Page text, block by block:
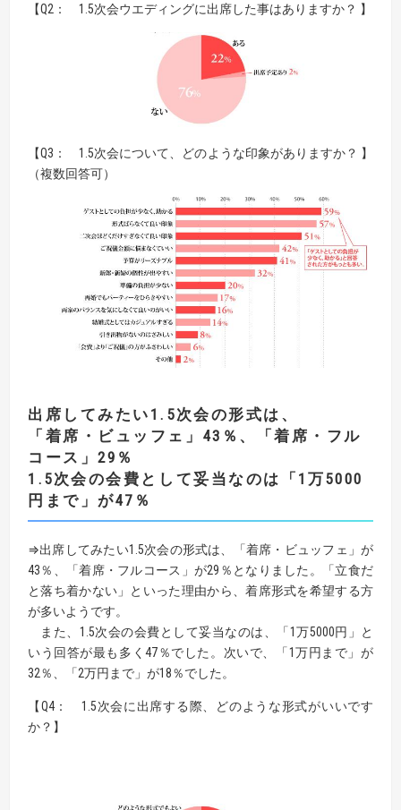
【Q2： 1.5次会ウエディングに出席した事はありますか？ 】
【Q3： 1.5次会について、どのような印象がありますか？ 】
（複数回答可）
出席してみたい1.5次会の形式は、
「着席・ビュッフェ」43％、「着席・フル
コース」29％
1.5次会の会費として妥当なのは「1万5000
円まで」が47％
⇒出席してみたい1.5次会の形式は、「着席・ビュッフェ」が
43％、「着席・フルコース」が29％となりました。「立食だ
と落ち着かない」といった理由から、着席形式を希望する方
が多いようです。
また、1.5次会の会費として妥当なのは、「1万5000円」と
いう回答が最も多く47％でした。次いで、「1万円まで」が
32％、「2万円まで」が18％でした。
【Q4： 1.5次会に出席する際、どのような形式がいいです
か？】